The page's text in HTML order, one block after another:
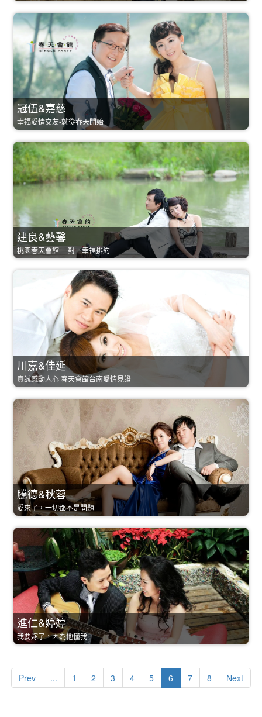
冠伍&嘉慈
幸福愛情交友-就從春天開始
建良&藝馨
桃園春天會館 一對一幸福排約
川嘉&佳延
真誠感動人心 春天會館台南愛情見證
騰德&秋蓉
愛來了，一切都不是問題
進仁&婷婷
我要嫁了，因為他懂我
Prev ... 1 2 3 4 5 6 7 8 Next